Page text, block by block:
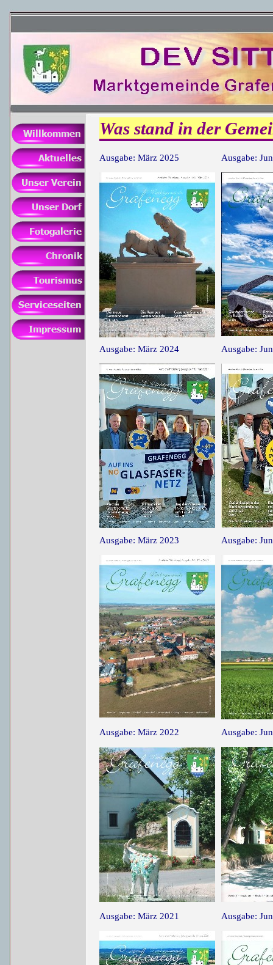
Was stand in der
Ausgabe: März 2025 Ausgabe:
Ausgabe: März 2024 Ausgabe:
Ausgabe: März 2023 Ausgabe:
Ausgabe: März 2022 Ausgabe:
Ausgabe: März 2021 Ausgabe: